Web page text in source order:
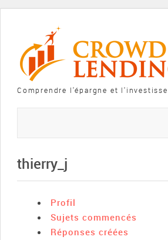
Comprendre l'épargne et
thierry_j
Profil
Sujets commencés
Réponses créées